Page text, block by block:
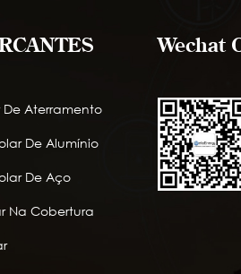
De Aterramento
De Alumínio
De Aço
Na Cobertura
Wechat